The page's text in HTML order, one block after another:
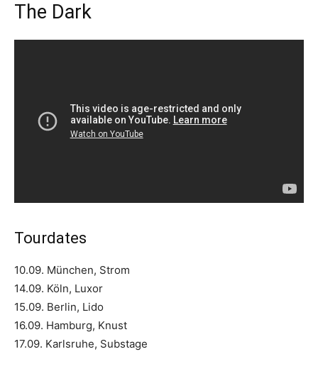
The Dark
Tourdates
10.09. München, Strom
14.09. Köln, Luxor
15.09. Berlin, Lido
16.09. Hamburg, Knust
17.09. Karlsruhe, Substage